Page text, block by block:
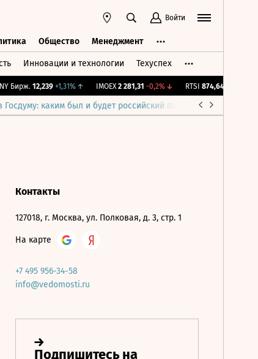
Войти
Общество Менеджмент
Инновации и технологии Техуспех
Бирж. 12,239 +1,31%↑ IMOEX 2 281,31 -0,2%↓ RTSI 874,64 -1,12%
каким был и будет российский парламент
Контакты
127018, г. Москва, ул. Полковая, д. 3, стр. 1
На карте
+7 495 956-34-58
info@vedomosti.ru